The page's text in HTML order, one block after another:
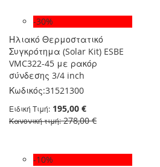
-30%
Ηλιακό Θερμοστατικό
Συγκρότημα (Solar Kit) ESBE
VMC322-45 με ρακόρ
σύνδεσης 3/4 inch
Κωδικός:31521300
Ειδική Τιμή 195,00 €
Κανονική τιμή 278,00 €
-10%